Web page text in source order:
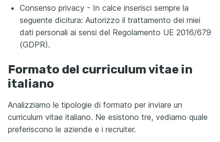
Consenso privacy - In calce inserisci sempre la
seguente dicitura: Autorizzo il trattamento dei miei
dati personali ai sensi del Regolamento UE 2016/679
(GDPR).
Formato del curriculum vitae in
italiano
Analizziamo le tipologie di formato per inviare un
curriculum vitae italiano. Ne esistono tre, vediamo quale
preferiscono le aziende e i recruiter.